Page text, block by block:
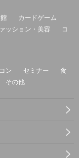
カードゲーム
ッション・美容
コ
ン セミナー
食
その他